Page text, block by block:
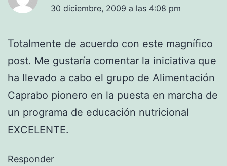
30 diciembre, 2009 a las 4:08 pm
Totalmente de acuerdo con este magnífico
post. Me gustaría comentar la iniciativa que
ha llevado a cabo el grupo de Alimentación
Caprabo pionero en la puesta en marcha de
un programa de educación nutricional
EXCELENTE.
Responder